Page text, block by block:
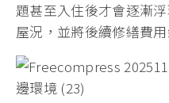
題甚至入住後才會逐漸
屋況，並將後續修繕費